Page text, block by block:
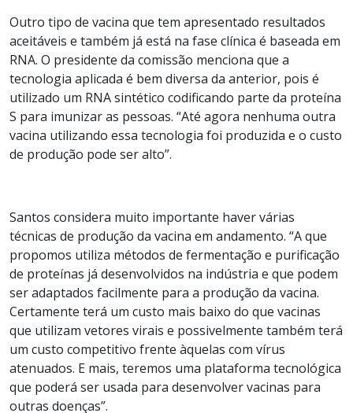
Outro tipo de vacina que tem apresentado resultados
aceitáveis e também já está na fase clínica é baseada em
RNA. O presidente da comissão menciona que a
tecnologia aplicada é bem diversa da anterior, pois é
utilizado um RNA sintético codificando parte da proteína
S para imunizar as pessoas. “Até agora nenhuma outra
vacina utilizando essa tecnologia foi produzida e o custo
de produção pode ser alto”.
Santos considera muito importante haver várias
técnicas de produção da vacina em andamento. “A que
propomos utiliza métodos de fermentação e purificação
de proteínas já desenvolvidos na indústria e que podem
ser adaptados facilmente para a produção da vacina.
Certamente terá um custo mais baixo do que vacinas
que utilizam vetores virais e possivelmente também terá
um custo competitivo frente àquelas com vírus
atenuados. E mais, teremos uma plataforma tecnológica
que poderá ser usada para desenvolver vacinas para
outras doenças”.